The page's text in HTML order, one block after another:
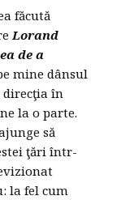
făcută
Lorand
de a
mine dânsul
direcţia în
la o parte.
să
ţări într-
la fel cum